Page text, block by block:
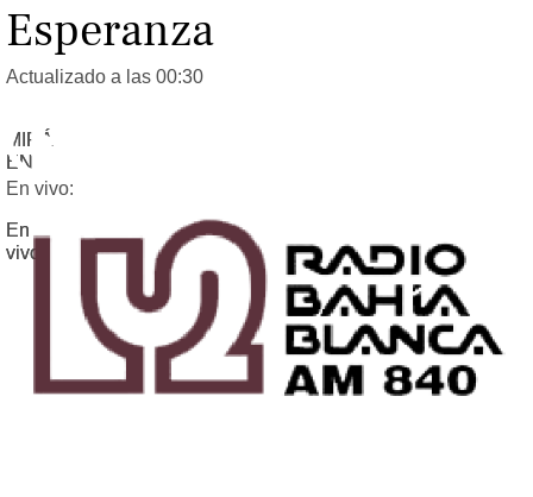
Esperanza
Actualizado a las 00:30
MIRÁ
EN
En
vivo:
MIRÁ
EN
En
vivo:
En vivo: